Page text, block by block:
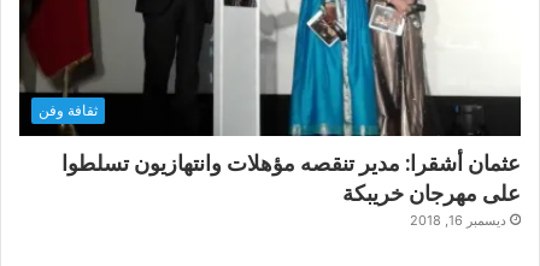
ثقافة وفن
عثمان أشقرا: مدير تنقصه مؤهلات وانتهازيون تسلطوا
على مهرجان خريبكة
ديسمبر 16, 2018